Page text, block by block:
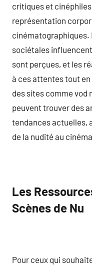
critiques et
représentation
sociétales
sont perçues, et les
à ces attentes tout
des sites comme
peuvent trouver des
tendances actuelles,
de la nudité au
Les
Scènes de Nu
Pour ceux qui